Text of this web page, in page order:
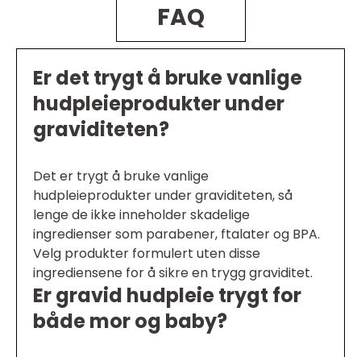
FAQ
Er det trygt å bruke vanlige
hudpleieprodukter under
graviditeten?
Det er trygt å bruke vanlige
hudpleieprodukter under graviditeten, så
lenge de ikke inneholder skadelige
ingredienser som parabener, ftalater og BPA.
Velg produkter formulert uten disse
ingrediensene for å sikre en trygg graviditet.
Er gravid hudpleie trygt for
både mor og baby?